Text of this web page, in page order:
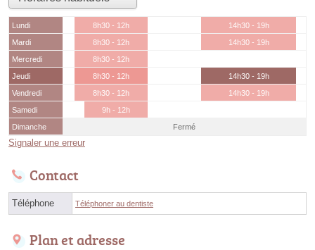
Lundi 8h30 - 12h
14h30 - 19h
Mardi
8h30 - 12h
14h30 - 19h
Mercredi
8h30 - 12h
Jeudi
8h30 - 12h
14h30 - 19h
Vendredi
8h30 - 12h
14h30 - 19h
Samedi
9h - 12h
Dimanche
Fermé
Signaler une erreur
Contact
Téléphone Téléphoner au dentiste
Plan et adresse